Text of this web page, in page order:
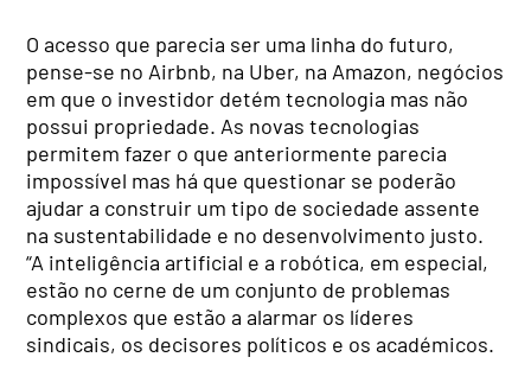
O acesso que parecia ser uma linha do futuro,
pense-se no Airbnb, na Uber, na Amazon, negócios
em que o investidor detém tecnologia mas não
possui propriedade. As novas tecnologias
permitem fazer o que anteriormente parecia
impossível mas há que questionar se poderão
ajudar a construir um tipo de sociedade assente
na sustentabilidade e no desenvolvimento justo.
“A inteligência artificial e a robótica, em especial,
estão no cerne de um conjunto de problemas
complexos que estão a alarmar os líderes
sindicais, os decisores políticos e os académicos.